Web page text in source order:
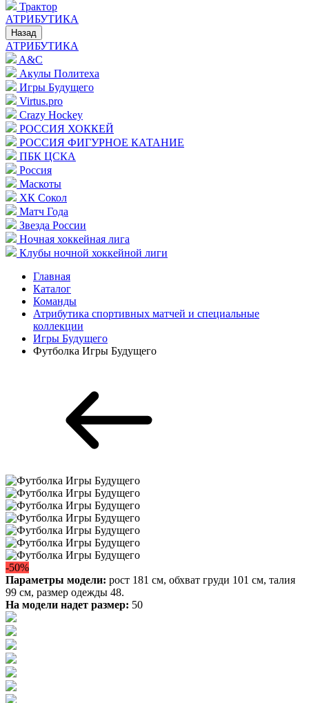
Трактор
АТРИБУТИКА
Назад
АТРИБУТИКА
A&C
Акулы Политеха
Игры Будущего
Virtus.pro
Crazy Hockey
РОССИЯ ХОККЕЙ
РОССИЯ ФИГУРНОЕ КАТАНИЕ
ПБК ЦСКА
Россия
Маскоты
ХК Сокол
Матч Года
Звезда России
Ночная хоккейная лига
Клубы ночной хоккейной лиги
Главная
Каталог
Команды
Атрибутика спортивных матчей и специальные
коллекции
Игры Будущего
Футболка Игры Будущего
-50%
Параметры модели: рост 181 см, обхват груди 101 см, талия
99 см, размер одежды 48.
На модели надет размер: 50